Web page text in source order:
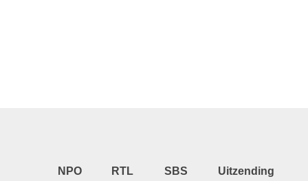
NPO
RTL
SBS
Uitzending